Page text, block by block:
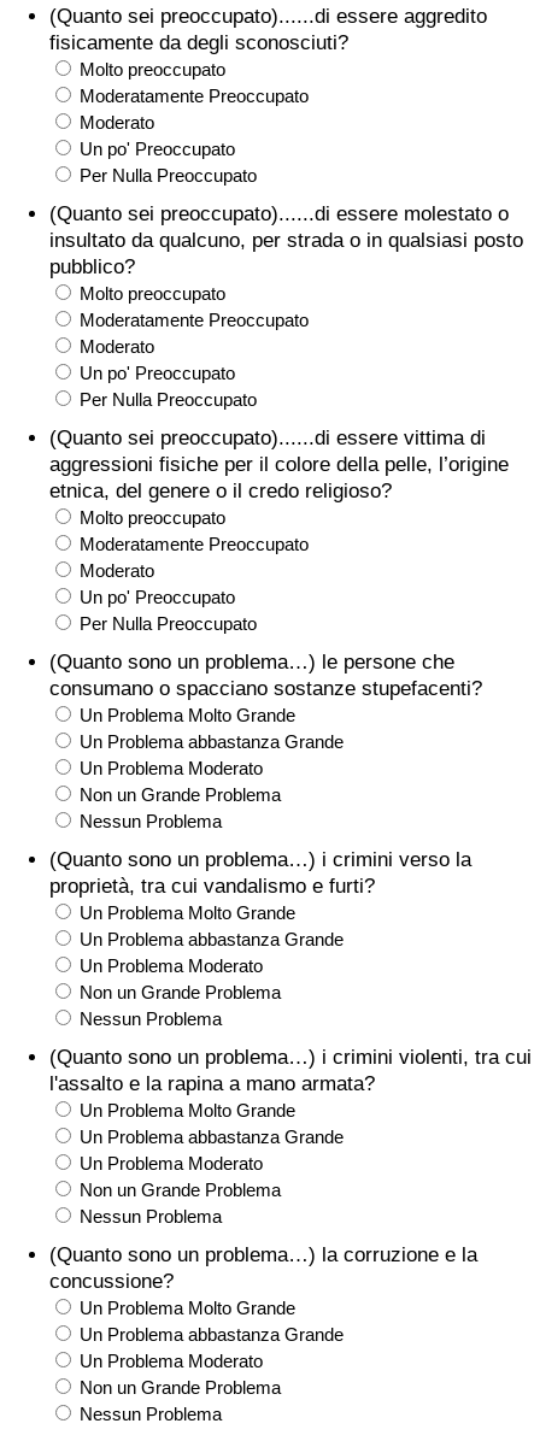
(Quanto sei preoccupato)......di essere aggredito
fisicamente da degli sconosciuti?
Molto preoccupato
Moderatamente Preoccupato
Moderato
Un po' Preoccupato
Per Nulla Preoccupato
(Quanto sei preoccupato)......di essere molestato o
insultato da qualcuno, per strada o in qualsiasi posto
pubblico?
Molto preoccupato
Moderatamente Preoccupato
Moderato
Un po' Preoccupato
Per Nulla Preoccupato
(Quanto sei preoccupato)......di essere vittima di
aggressioni fisiche per il colore della pelle, l’origine
etnica, del genere o il credo religioso?
Molto preoccupato
Moderatamente Preoccupato
Moderato
Un po' Preoccupato
Per Nulla Preoccupato
(Quanto sono un problema…) le persone che
consumano o spacciano sostanze stupefacenti?
Un Problema Molto Grande
Un Problema abbastanza Grande
Un Problema Moderato
Non un Grande Problema
Nessun Problema
(Quanto sono un problema…) i crimini verso la
proprietà, tra cui vandalismo e furti?
Un Problema Molto Grande
Un Problema abbastanza Grande
Un Problema Moderato
Non un Grande Problema
Nessun Problema
(Quanto sono un problema…) i crimini violenti, tra cui
l'assalto e la rapina a mano armata?
Un Problema Molto Grande
Un Problema abbastanza Grande
Un Problema Moderato
Non un Grande Problema
Nessun Problema
(Quanto sono un problema…) la corruzione e la
concussione?
Un Problema Molto Grande
Un Problema abbastanza Grande
Un Problema Moderato
Non un Grande Problema
Nessun Problema